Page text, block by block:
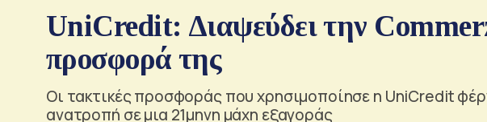
UniCredit: Διαψεύδει την
προσφορά της
Οι τακτικές προσφοράς που χρησιμοποίησε η UniCredit
ανατροπή σε μια 21μηνη μάχη εξαγοράς